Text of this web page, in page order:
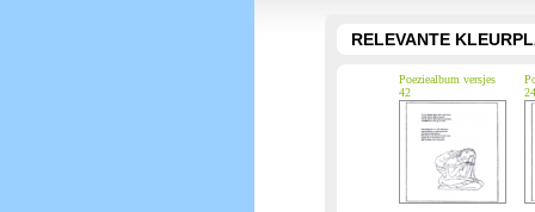
RELEVANTE
Poeziealbum versjes
42
24